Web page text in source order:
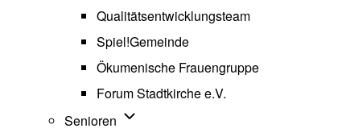
Qualitätsentwicklungsteam
Spiel!Gemeinde
Ökumenische Frauengruppe
Forum Stadtkirche e.V.
Senioren Unternavigation von Senioren